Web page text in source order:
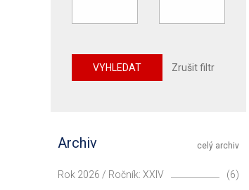
VYHLEDAT Zrušit filtr
celý archiv
Archiv
Rok 2026 / Ročník: XXIV (6)